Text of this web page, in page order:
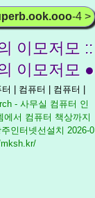
-4 >
이모저모 ::
이모저모 ●
| 컴퓨터 | 컴퓨터 |
- 사무실 컴퓨터 인
에서 컴퓨터 책상까지
인터넷선설치 2026-0